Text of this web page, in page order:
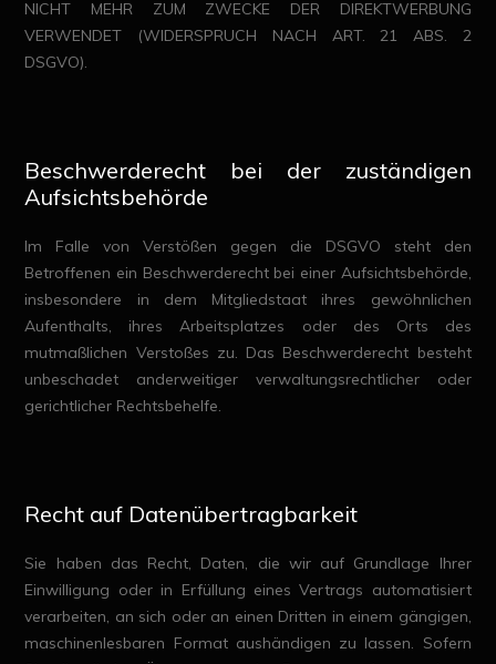
NICHT MEHR ZUM ZWECKE DER DIREKTWERBUNG
VERWENDET (WIDERSPRUCH NACH ART. 21 ABS. 2
DSGVO).
Beschwerderecht bei der zuständigen
Aufsichtsbehörde
Im Falle von Verstößen gegen die DSGVO steht den
Betroffenen ein Beschwerderecht bei einer Aufsichtsbehörde,
insbesondere in dem Mitgliedstaat ihres gewöhnlichen
Aufenthalts, ihres Arbeitsplatzes oder des Orts des
mutmaßlichen Verstoßes zu. Das Beschwerderecht besteht
unbeschadet anderweitiger verwaltungsrechtlicher oder
gerichtlicher Rechtsbehelfe.
Recht auf Datenübertragbarkeit
Sie haben das Recht, Daten, die wir auf Grundlage Ihrer
Einwilligung oder in Erfüllung eines Vertrags automatisiert
verarbeiten, an sich oder an einen Dritten in einem gängigen,
maschinenlesbaren Format aushändigen zu lassen. Sofern